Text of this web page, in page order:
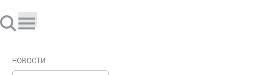
НОВОСТИ